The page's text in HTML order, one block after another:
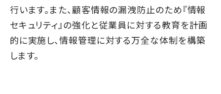
行います。また、顧客情報の漏洩防止のため『情報
セキュリティ』の強化と従業員に対する教育を計画
的に実施し、情報管理に対する万全な体制を構築
します。